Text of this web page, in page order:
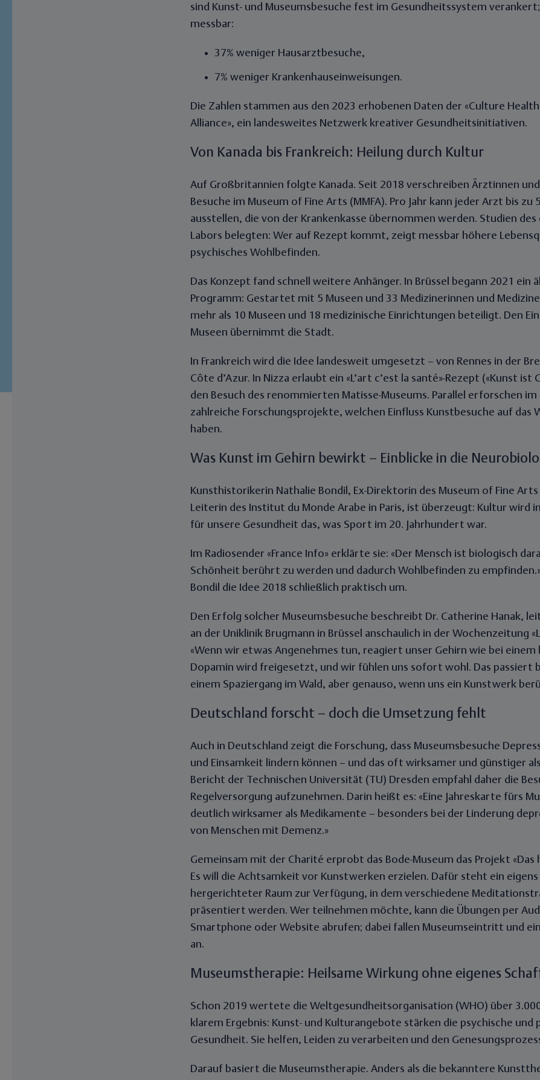
sind Kunst- und Museumsbesuche fest im Gesundheitssystem
messbar:
37% weniger Hausarztbesuche,
7% weniger Krankenhauseinweisungen.
Die Zahlen stammen aus den 2023 erhobenen Daten der «Culture
Alliance», ein landesweites Netzwerk kreativer Gesundheitsinitiativen.
Von Kanada bis Frankreich: Heilung durch Kultur
Auf Großbritannien folgte Kanada. Seit 2018 verschreiben Ärztinnen
Besuche im Museum of Fine Arts (MMFA). Pro Jahr kann jeder Arzt bis zu
ausstellen, die von der Krankenkasse übernommen werden. Studien
Labors belegten: Wer auf Rezept kommt, zeigt messbar höhere
psychisches Wohlbefinden.
Das Konzept fand schnell weitere Anhänger. In Brüssel begann 2021 ein
Programm: Gestartet mit 5 Museen und 33 Medizinerinnen und
mehr als 10 Museen und 18 medizinische Einrichtungen beteiligt. Den
Museen übernimmt die Stadt.
In Frankreich wird die Idee landesweit umgesetzt – von Rennes in der
Côte d’Azur. In Nizza erlaubt ein «L’art c’est la santé»-Rezept («Kunst ist
den Besuch des renommierten Matisse-Museums. Parallel erforschen im
zahlreiche Forschungsprojekte, welchen Einfluss Kunstbesuche auf das
haben.
Was Kunst im Gehirn bewirkt – Einblicke in die
Kunsthistorikerin Nathalie Bondil, Ex-Direktorin des Museum of Fine Arts
Leiterin des Institut du Monde Arabe in Paris, ist überzeugt: Kultur wird
für unsere Gesundheit das, was Sport im 20. Jahrhundert war.
Im Radiosender «France Info» erklärte sie: «Der Mensch ist biologisch
Schönheit berührt zu werden und dadurch Wohlbefinden zu
Bondil die Idee 2018 schließlich praktisch um.
Den Erfolg solcher Museumsbesuche beschreibt Dr. Catherine Hanak,
an der Uniklinik Brugmann in Brüssel anschaulich in der Wochenzeitung
«Wenn wir etwas Angenehmes tun, reagiert unser Gehirn wie bei einem
Dopamin wird freigesetzt, und wir fühlen uns sofort wohl. Das passiert
einem Spaziergang im Wald, aber genauso, wenn uns ein Kunstwerk
Deutschland forscht – doch die Umsetzung fehlt
Auch in Deutschland zeigt die Forschung, dass Museumsbesuche
und Einsamkeit lindern können – und das oft wirksamer und günstiger
Bericht der Technischen Universität (TU) Dresden empfahl daher die
Regelversorgung aufzunehmen. Darin heißt es: «Eine Jahreskarte fürs
deutlich wirksamer als Medikamente – besonders bei der Linderung
von Menschen mit Demenz.»
Gemeinsam mit der Charité erprobt das Bode-Museum das Projekt «Das
Es will die Achtsamkeit vor Kunstwerken erzielen. Dafür steht ein
hergerichteter Raum zur Verfügung, in dem verschiedene
präsentiert werden. Wer teilnehmen möchte, kann die Übungen per
Smartphone oder Website abrufen; dabei fallen Museumseintritt und
an.
Museumstherapie: Heilsame Wirkung ohne eigenes
Schon 2019 wertete die Weltgesundheitsorganisation (WHO) über
klarem Ergebnis: Kunst- und Kulturangebote stärken die psychische und
Gesundheit. Sie helfen, Leiden zu verarbeiten und den
Darauf basiert die Museumstherapie. Anders als die bekanntere